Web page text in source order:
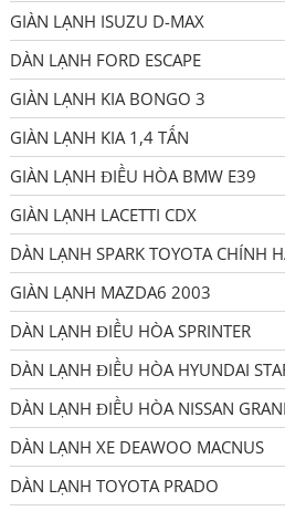
GIÀN LẠNH ISUZU D-MAX
DÀN LẠNH FORD ESCAPE
GIÀN LẠNH KIA BONGO 3
GIÀN LẠNH KIA 1,4 TẤN
GIÀN LẠNH ĐIỀU HÒA BMW E39
GIÀN LẠNH LACETTI CDX
DÀN LẠNH SPARK TOYOTA CHÍNH
GIÀN LẠNH MAZDA6 2003
DÀN LẠNH ĐIỀU HÒA SPRINTER
DÀN LẠNH ĐIỀU HÒA HYUNDAI
DÀN LẠNH ĐIỀU HÒA NISSAN
DÀN LẠNH XE DEAWOO MACNUS
DÀN LẠNH TOYOTA PRADO